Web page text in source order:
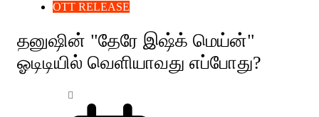
OTT RELEASE
தனுஷின் "தேரே இஷ்க் மெய்ன்"
ஓடிடியில் வெளியாவது எப்போது?